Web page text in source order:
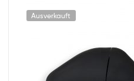
Ausverkauft